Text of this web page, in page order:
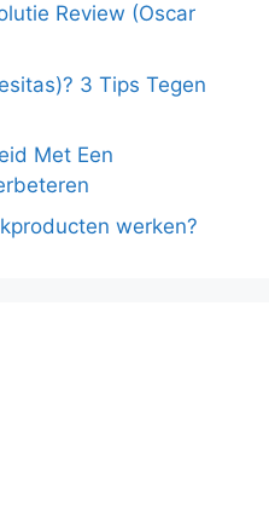
Review (Oscar
3 Tips Tegen
Met Een
werken?